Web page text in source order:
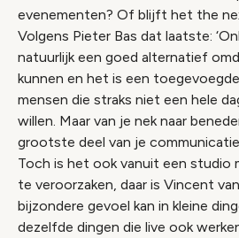
evenementen? Of blijft het the
Volgens Pieter Bas dat laatste:
natuurlijk een goed alternatief
kunnen en het is een
mensen die straks niet een hele
willen. Maar van je nek naar
grootste deel van je
Toch is het ook vanuit een studio
te veroorzaken, daar is Vincent
bijzondere gevoel kan in kleine
dezelfde dingen die live ook